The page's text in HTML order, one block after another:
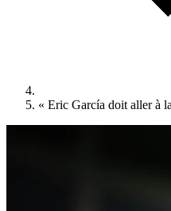
« Eric García doit aller à